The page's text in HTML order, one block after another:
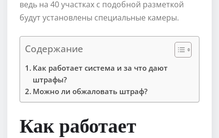
ведь на 40 участках с подобной разметкой
будут установлены специальные камеры.
Содержание
Как работает система и за что дают
штрафы?
Можно ли обжаловать штраф?
Как работает